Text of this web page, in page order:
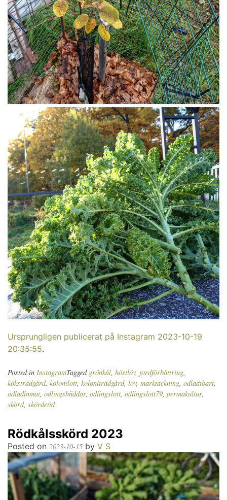
Ursprungligen publicerat på Instagram 2023-10-19
20:35:55.
Posted in InstagramTagged grönkål, höstlöv, jordförbättring,
köksträdgård, kolonilott, koloniträdgård, löv, marktäckning, odlaätbart,
odladinmat, odlingsbäddar, odlingslott, odlingslott79, permakultur,
skörd, skördetid
Rödkålsskörd 2023
Posted on 2023-10-15 by V S